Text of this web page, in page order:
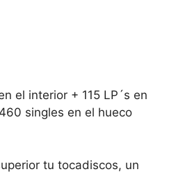
el interior + 115 LP´s en
singles en el hueco
tu tocadiscos, un